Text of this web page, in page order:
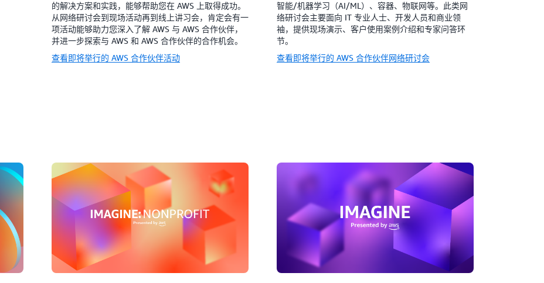
的解决方案和实践，能够帮助您在 AWS 上取得成功。
从网络研讨会到现场活动再到线上讲习会，肯定会有一
项活动能够助力您深入了解 AWS 与 AWS 合作伙伴，
并进一步探索与 AWS 和 AWS 合作伙伴的合作机会。
查看即将举行的 AWS 合作伙伴活动
智能/机器学习（AI/ML）、容器、物联网等。此类网
络研讨会主要面向 IT 专业人士、开发人员和商业领
袖，提供现场演示、客户使用案例介绍和专家问答环
节。
查看即将举行的 AWS 合作伙伴网络研讨会